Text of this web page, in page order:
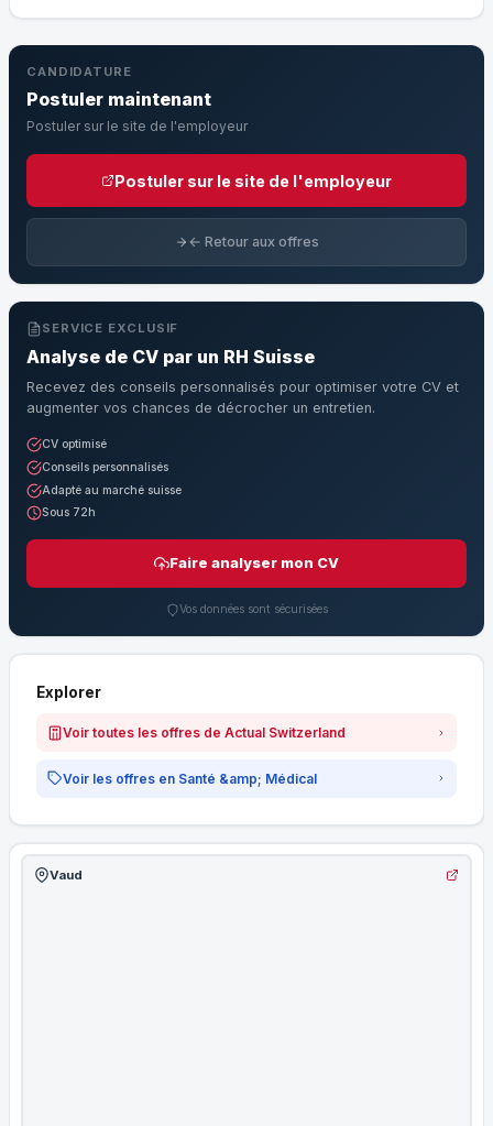
CANDIDATURE
Postuler maintenant
Postuler sur le site de l'employeur
Postuler sur le site de l'employeur
← Retour aux offres
SERVICE EXCLUSIF
Analyse de CV par un RH Suisse
Recevez des conseils personnalisés pour optimiser votre CV et
augmenter vos chances de décrocher un entretien.
CV optimisé
Conseils personnalisés
Adapté au marché suisse
Sous 72h
Faire analyser mon CV
Vos données sont sécurisées
Explorer
Voir toutes les offres de Actual Switzerland
Voir les offres en Santé &amp; Médical
Vaud